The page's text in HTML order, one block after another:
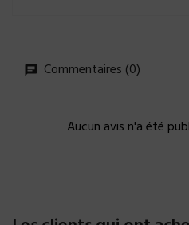
Commentaires (0)
Aucun avis n'a été